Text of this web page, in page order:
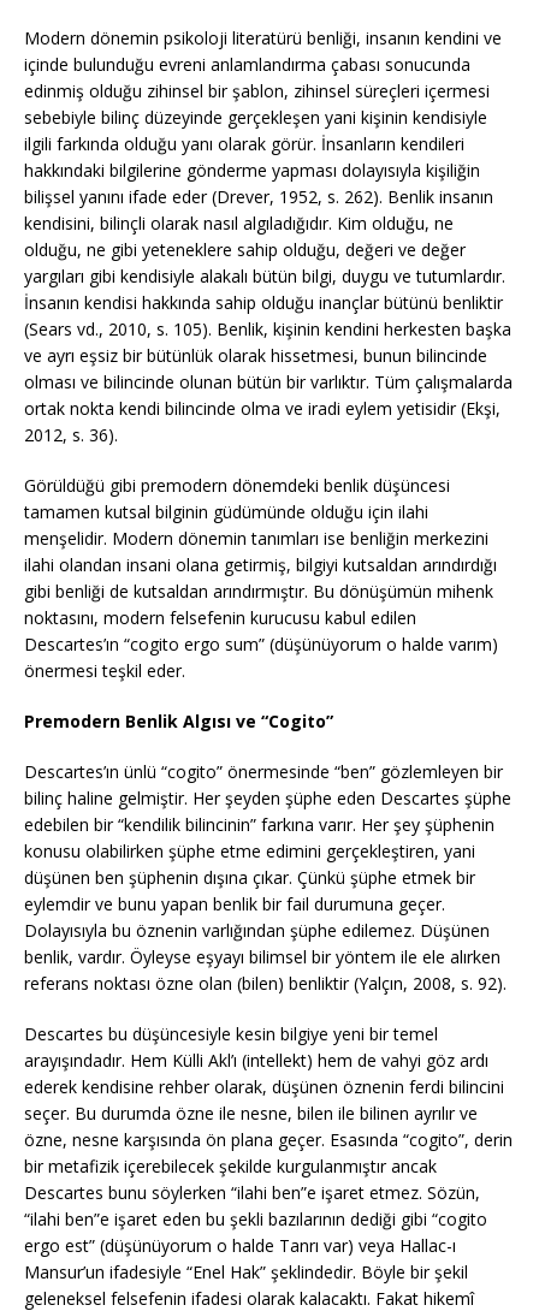
Modern dönemin psikoloji literatürü benliği, insanın kendini ve
içinde bulunduğu evreni anlamlandırma çabası sonucunda
edinmiş olduğu zihinsel bir şablon, zihinsel süreçleri içermesi
sebebiyle bilinç düzeyinde gerçekleşen yani kişinin kendisiyle
ilgili farkında olduğu yanı olarak görür. İnsanların kendileri
hakkındaki bilgilerine gönderme yapması dolayısıyla kişiliğin
bilişsel yanını ifade eder (Drever, 1952, s. 262). Benlik insanın
kendisini, bilinçli olarak nasıl algıladığıdır. Kim olduğu, ne
olduğu, ne gibi yeteneklere sahip olduğu, değeri ve değer
yargıları gibi kendisiyle alakalı bütün bilgi, duygu ve tutumlardır.
İnsanın kendisi hakkında sahip olduğu inançlar bütünü benliktir
(Sears vd., 2010, s. 105). Benlik, kişinin kendini herkesten başka
ve ayrı eşsiz bir bütünlük olarak hissetmesi, bunun bilincinde
olması ve bilincinde olunan bütün bir varlıktır. Tüm çalışmalarda
ortak nokta kendi bilincinde olma ve iradi eylem yetisidir (Ekşi,
2012, s. 36).
Görüldüğü gibi premodern dönemdeki benlik düşüncesi
tamamen kutsal bilginin güdümünde olduğu için ilahi
menşelidir. Modern dönemin tanımları ise benliğin merkezini
ilahi olandan insani olana getirmiş, bilgiyi kutsaldan arındırdığı
gibi benliği de kutsaldan arındırmıştır. Bu dönüşümün mihenk
noktasını, modern felsefenin kurucusu kabul edilen
Descartes’ın “cogito ergo sum” (düşünüyorum o halde varım)
önermesi teşkil eder.
Premodern Benlik Algısı ve “Cogito”
Descartes’ın ünlü “cogito” önermesinde “ben” gözlemleyen bir
bilinç haline gelmiştir. Her şeyden şüphe eden Descartes şüphe
edebilen bir “kendilik bilincinin” farkına varır. Her şey şüphenin
konusu olabilirken şüphe etme edimini gerçekleştiren, yani
düşünen ben şüphenin dışına çıkar. Çünkü şüphe etmek bir
eylemdir ve bunu yapan benlik bir fail durumuna geçer.
Dolayısıyla bu öznenin varlığından şüphe edilemez. Düşünen
benlik, vardır. Öyleyse eşyayı bilimsel bir yöntem ile ele alırken
referans noktası özne olan (bilen) benliktir (Yalçın, 2008, s. 92).
Descartes bu düşüncesiyle kesin bilgiye yeni bir temel
arayışındadır. Hem Külli Akl’ı (intellekt) hem de vahyi göz ardı
ederek kendisine rehber olarak, düşünen öznenin ferdi bilincini
seçer. Bu durumda özne ile nesne, bilen ile bilinen ayrılır ve
özne, nesne karşısında ön plana geçer. Esasında “cogito”, derin
bir metafizik içerebilecek şekilde kurgulanmıştır ancak
Descartes bunu söylerken “ilahi ben”e işaret etmez. Sözün,
“ilahi ben”e işaret eden bu şekli bazılarının dediği gibi “cogito
ergo est” (düşünüyorum o halde Tanrı var) veya Hallac-ı
Mansur’un ifadesiyle “Enel Hak” şeklindedir. Böyle bir şekil
geleneksel felsefenin ifadesi olarak kalacaktı. Fakat hikemî